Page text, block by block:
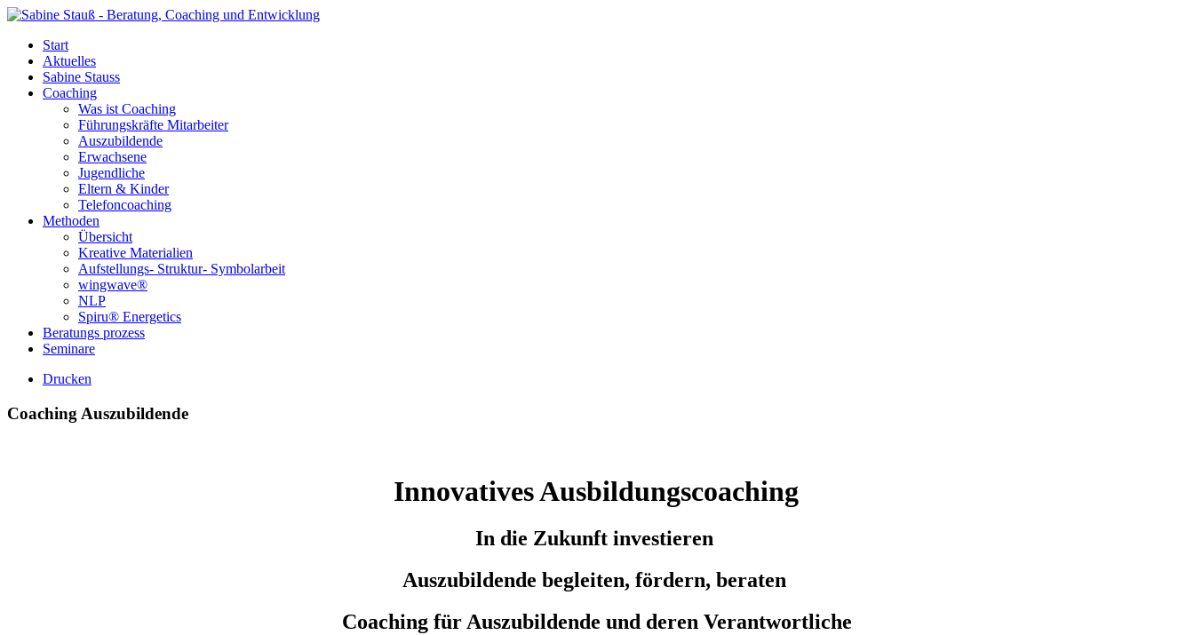
Start
Aktuelles
Sabine Stauss
Coaching
Was ist Coaching
Führungskräfte Mitarbeiter
Auszubildende
Erwachsene
Jugendliche
Eltern & Kinder
Telefoncoaching
Methoden
Übersicht
Kreative Materialien
Aufstellungs- Struktur- Symbolarbeit
wingwave®
NLP
Spiru® Energetics
Beratungs prozess
Seminare
Drucken
Coaching Auszubildende
Innovatives Ausbildungscoaching
In die Zukunft investieren
Auszubildende begleiten, fördern, beraten
Coaching für Auszubildende und deren Verantwortliche